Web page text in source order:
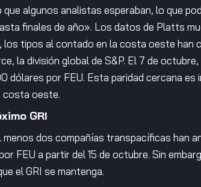
algunos analistas esperaban, lo que
finales de año». Los datos de Platts
tipos al contado en la costa oeste han
la división global de S&P. El 7 de
dólares por FEU. Esta paridad cercana
costa oeste.
GRI
menos dos compañías transpacíficas han
FEU a partir del 15 de octubre. Sin
el GRI se mantenga.